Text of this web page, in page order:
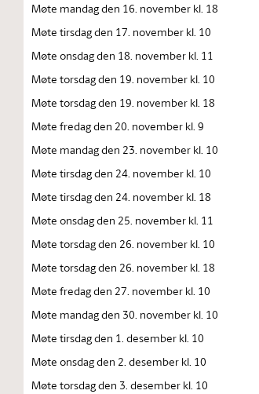
Møte mandag den 16. november kl. 18
Møte tirsdag den 17. november kl. 10
Møte onsdag den 18. november kl. 11
Møte torsdag den 19. november kl. 10
Møte torsdag den 19. november kl. 18
Møte fredag den 20. november kl. 9
Møte mandag den 23. november kl. 10
Møte tirsdag den 24. november kl. 10
Møte tirsdag den 24. november kl. 18
Møte onsdag den 25. november kl. 11
Møte torsdag den 26. november kl. 10
Møte torsdag den 26. november kl. 18
Møte fredag den 27. november kl. 10
Møte mandag den 30. november kl. 10
Møte tirsdag den 1. desember kl. 10
Møte onsdag den 2. desember kl. 10
Møte torsdag den 3. desember kl. 10